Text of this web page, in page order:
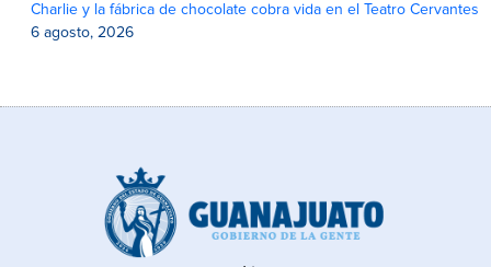
Charlie y la fábrica de chocolate cobra vida en el Teatro Cervantes
6 agosto, 2026